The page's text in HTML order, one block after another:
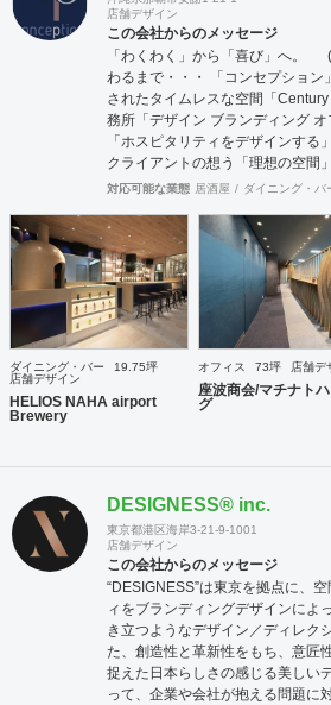
店舗デザイン
この会社からのメッセージ
「わくわく」から「喜び」へ
わるまで・・・ 「コンセプショ
されたタイムレスな空間「
務所「デザイン ブランディング
「ホスピタリティをデザインする
クライアントの想う「理想の空間
Mission～としています。 「ホス
行動指針～ 「おもてなしの心」、
としたことでも相手の氣持ちを先
常に機知を生み出せるよう考え行
を超えた「仕事人」となり「ホス
る」ことに繋がると考えます。 想
くするような「期待感」、理想の
る空間をデザインコンセプト計画
る設計監理、工事完了後のアフタ
対応可能な業態 居酒屋 ダイニング・バ
ダイニング・バー
19.75坪
店舗デザイン
HELIOS NAHA airport
Brewery
オフィス 73坪 店舗デ
座波商会/マチナト
グ
DESIGNESS®︎ inc.
東京都港区海岸3-21-9-1001
店舗デザイン
この会社からのメッセージ
“DESIGNESS”は東京を拠点に、
ィをブランディングデザインによ
き立つようなデザイン／ディレク
た、創造性と革新性をもち、意匠
捉えた日本らしさの感じる美しい
って、企業や会社が抱える問題に